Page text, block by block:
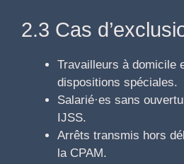
2.3 Cas
Travailleurs à domicile
dispositions spéciales.
Salarié·es sans
IJSS.
Arrêts transmis hors
la CPAM.